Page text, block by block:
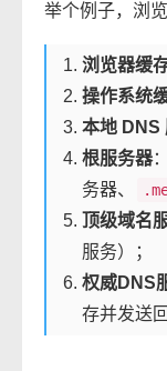
举个例子，浏
浏览器缓
操作系统
本地 DNS
根服务器
务器、
顶级域名
服务）；
权威DNS
存并发送